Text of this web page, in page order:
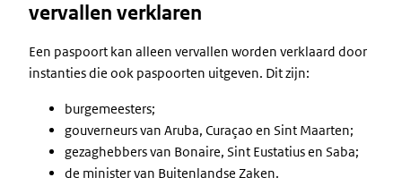
vervallen verklaren
Een paspoort kan alleen vervallen worden verklaard door
instanties die ook paspoorten uitgeven. Dit zijn:
burgemeesters;
gouverneurs van Aruba, Curaçao en Sint Maarten;
gezaghebbers van Bonaire, Sint Eustatius en Saba;
de minister van Buitenlandse Zaken.